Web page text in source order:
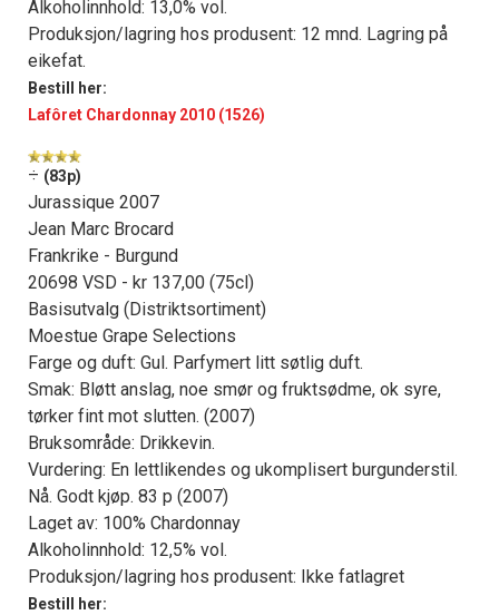
Alkoholinnhold: 13,0% vol.
Produksjon/lagring hos produsent: 12 mnd. Lagring på
eikefat.
Bestill her:
Lafôret Chardonnay 2010 (1526)
÷ (83p)
Jurassique 2007
Jean Marc Brocard
Frankrike - Burgund
20698 VSD - kr 137,00 (75cl)
Basisutvalg (Distriktsortiment)
Moestue Grape Selections
Farge og duft: Gul. Parfymert litt søtlig duft.
Smak: Bløtt anslag, noe smør og fruktsødme, ok syre,
tørker fint mot slutten. (2007)
Bruksområde: Drikkevin.
Vurdering: En lettlikendes og ukomplisert burgunderstil.
Nå. Godt kjøp. 83 p (2007)
Laget av: 100% Chardonnay
Alkoholinnhold: 12,5% vol.
Produksjon/lagring hos produsent: Ikke fatlagret
Bestill her: